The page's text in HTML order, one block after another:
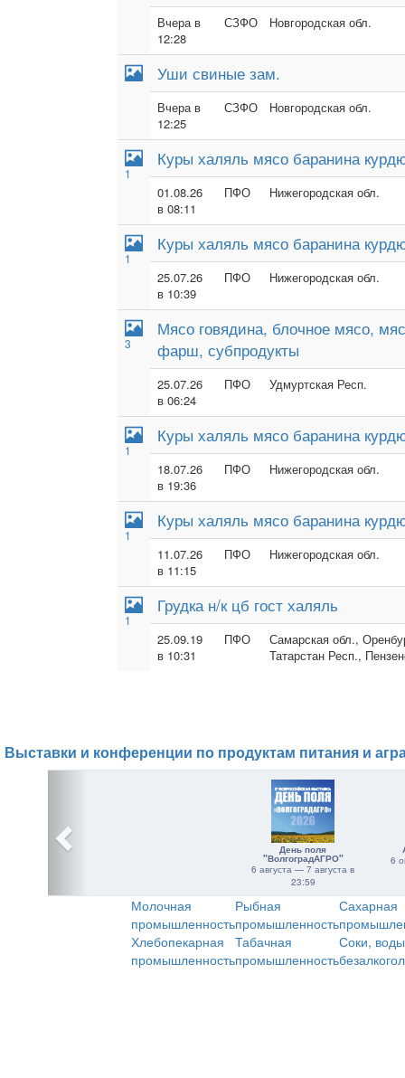
Вчера в
12:28
СЗФО Новгородская обл.
Уши свиные зам.
Вчера в
12:25
СЗФО Новгородская обл.
1
Куры халяль мясо баранина
01.08.26
в 08:11
ПФО Нижегородская обл.
1
Куры халяль мясо баранина
25.07.26
в 10:39
ПФО Нижегородская обл.
3
Мясо говядина, блочное мясо,
фарш, субпродукты
25.07.26
в 06:24
ПФО Удмуртская Респ.
1
Куры халяль мясо баранина
18.07.26
в 19:36
ПФО Нижегородская обл.
1
Куры халяль мясо баранина
11.07.26
в 11:15
ПФО Нижегородская обл.
1
Грудка н/к цб гост халяль
25.09.19
в 10:31
ПФО
Самарская обл.,
Татарстан Респ.,
Выставки и конференции по продуктам питания и
День поля
"ВолгоградАГРО"
6 августа — 7 августа в
23:59
6
Молочная
промышленность
Рыбная
промышленность
Сахарная
Хлебопекарная
промышленность
Табачная
промышленность
Соки,